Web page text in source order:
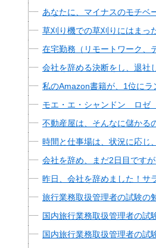
あなたに、マイナスのモチベ
草刈り機での草刈りにはまっ
在宅勤務（リモートワーク
会社を辞める決断をし、退社
私のAmazon書籍が、1位にラ
モエ・エ・シャンドン ロゼ
不動産屋は、そんなに儲かる
時間と仕事場は、状況に応じ
会社を辞め、まだ2日目です
昨日、会社を辞めました！サ
旅行業務取扱管理者の試験の
国内旅行業務取扱管理者の試
国内旅行業務取扱管理者の試
サラリーマン大家さんを応援！マンショ
ム、大家さん自ら行うネット集客、コン
on書籍出版、多拠点居住の暮らしぶり、